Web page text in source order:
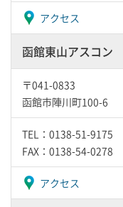
アクセス
函館東山アスコン
〒041-0833
函館市陣川町100-6
TEL：0138-51-9175
FAX：0138-54-0278
アクセス